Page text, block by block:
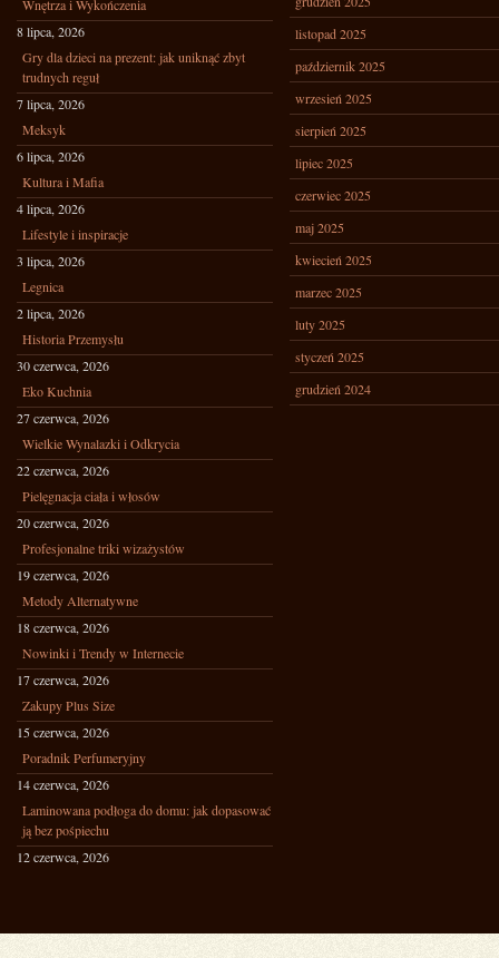
Wnętrza i Wykończenia
8 lipca, 2026
Gry dla dzieci na prezent: jak uniknąć zbyt
trudnych reguł
7 lipca, 2026
Meksyk
6 lipca, 2026
Kultura i Mafia
4 lipca, 2026
Lifestyle i inspiracje
3 lipca, 2026
Legnica
2 lipca, 2026
Historia Przemysłu
30 czerwca, 2026
Eko Kuchnia
27 czerwca, 2026
Wielkie Wynalazki i Odkrycia
22 czerwca, 2026
Pielęgnacja ciała i włosów
20 czerwca, 2026
Profesjonalne triki wizażystów
19 czerwca, 2026
Metody Alternatywne
18 czerwca, 2026
Nowinki i Trendy w Internecie
17 czerwca, 2026
Zakupy Plus Size
15 czerwca, 2026
Poradnik Perfumeryjny
14 czerwca, 2026
Laminowana podłoga do domu: jak dopasować
ją bez pośpiechu
12 czerwca, 2026
listopad 2025
październik 2025
wrzesień 2025
sierpień 2025
lipiec 2025
czerwiec 2025
maj 2025
kwiecień 2025
marzec 2025
luty 2025
styczeń 2025
grudzień 2024